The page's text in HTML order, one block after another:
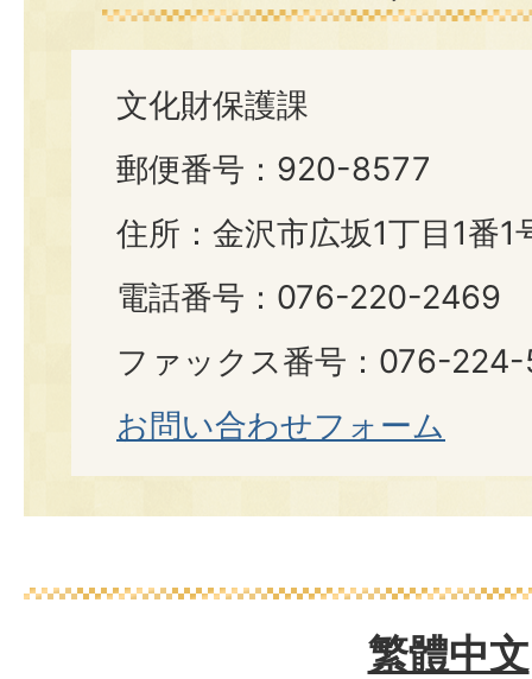
文化財保護課
郵便番号：920-8577
住所：金沢市広坂1丁目1番1
電話番号：076-220-2469
ファックス番号：076-
お問い合わせフォーム
繁體中文